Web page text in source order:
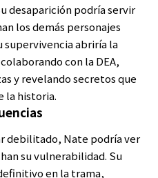
desaparición podría servir
los demás personajes
supervivencia abriría la
con la DEA,
y revelando secretos que
la historia.
debilitado, Nate podría ver
su vulnerabilidad. Su
en la trama,